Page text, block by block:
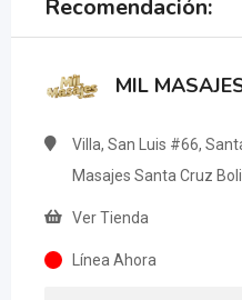
Recomendación:
MIL
Villa, San Luis #66,
Masajes Santa Cruz
Ver Tienda
Línea Ahora